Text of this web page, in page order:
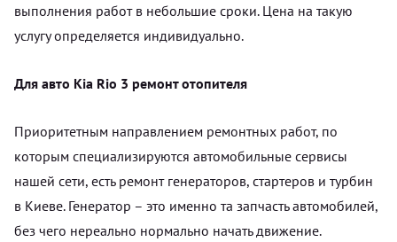
выполнения работ в небольшие сроки. Цена на такую
услугу определяется индивидуально.
Для авто Kia Rio 3 ремонт отопителя
Приоритетным направлением ремонтных работ, по
которым специализируются автомобильные сервисы
нашей сети, есть ремонт генераторов, стартеров и турбин
в Киеве. Генератор – это именно та запчасть автомобилей,
без чего нереально нормально начать движение.